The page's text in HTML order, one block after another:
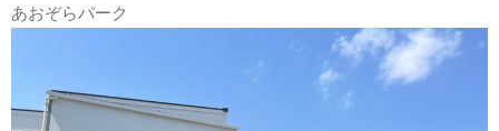
あおぞらパーク